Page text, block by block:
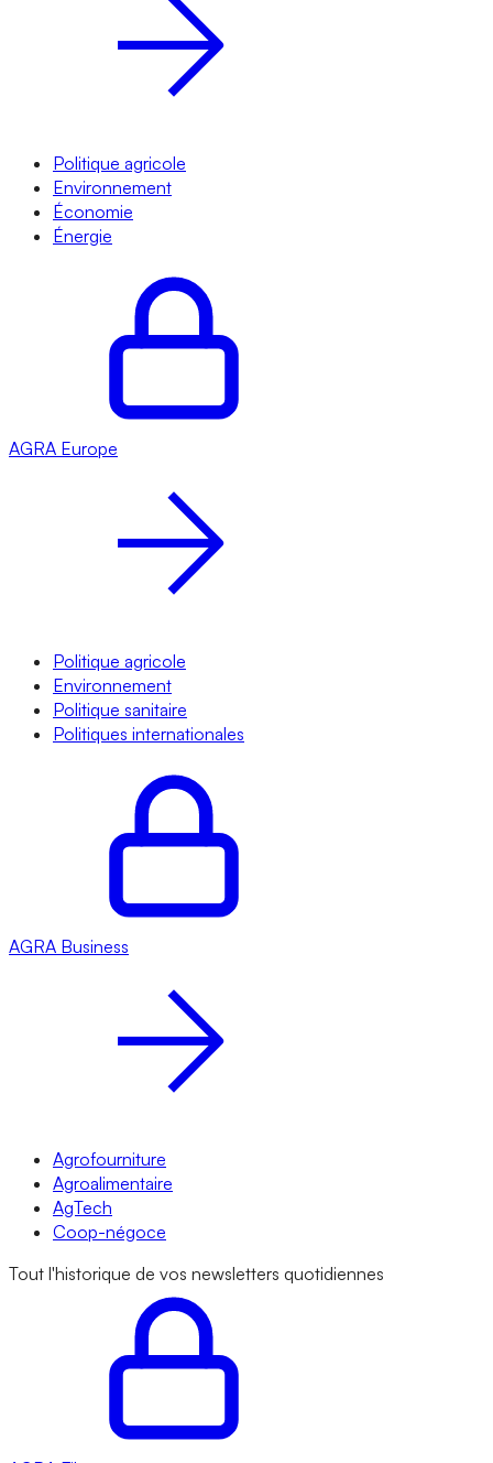
Politique agricole
Environnement
Économie
Énergie
AGRA Europe
Politique agricole
Environnement
Politique sanitaire
Politiques internationales
AGRA Business
Agrofourniture
Agroalimentaire
AgTech
Coop-négoce
Tout l'historique de vos newsletters quotidiennes